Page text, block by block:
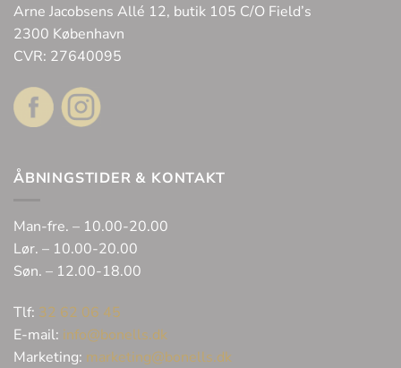
Arne Jacobsens Allé 12, butik 105 C/O Field’s
2300 København
CVR: 27640095
ÅBNINGSTIDER & KONTAKT
Man-fre. – 10.00-20.00
Lør. – 10.00-20.00
Søn. – 12.00-18.00
Tlf: 32 62 06 45
E-mail: info@bonells.dk
Marketing: marketing@bonells.dk